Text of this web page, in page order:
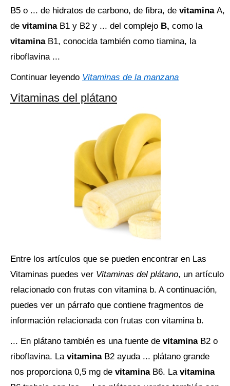
B5 o ... de hidratos de carbono, de fibra, de vitamina A,
de vitamina B1 y B2 y ... del complejo B, como la
vitamina B1, conocida también como tiamina, la
riboflavina ...
Continuar leyendo Vitaminas de la manzana
Vitaminas del plátano
Entre los artículos que se pueden encontrar en Las
Vitaminas puedes ver Vitaminas del plátano, un artículo
relacionado con frutas con vitamina b. A continuación,
puedes ver un párrafo que contiene fragmentos de
información relacionada con frutas con vitamina b.
... En plátano también es una fuente de vitamina B2 o
riboflavina. La vitamina B2 ayuda ... plátano grande
nos proporciona 0,5 mg de vitamina B6. La vitamina